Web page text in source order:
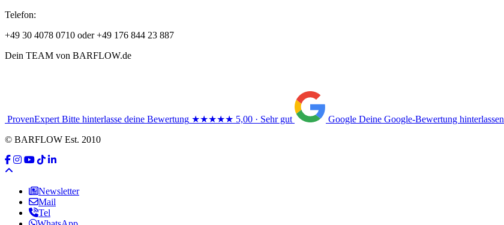
Telefon:
+49 30 4078 0710 oder +49 176 844 23 887
Dein TEAM von BARFLOW.de
ProvenExpert Bitte hinterlasse deine Bewertung ★★★★★ 5,00 · Sehr gut Google Deine Google-Bewertung hinterlassen
© BARFLOW Est. 2010
Newsletter
Mail
Tel